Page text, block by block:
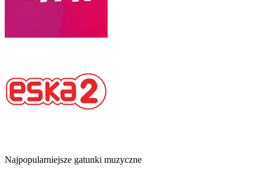
Najpopularniejsze gatunki muzyczne